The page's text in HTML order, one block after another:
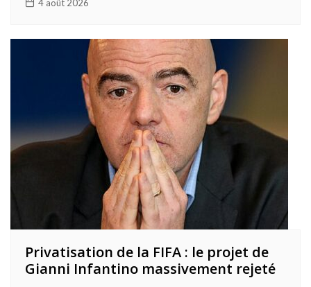
4 août 2026
Privatisation de la FIFA : le projet de
Gianni Infantino massivement rejeté